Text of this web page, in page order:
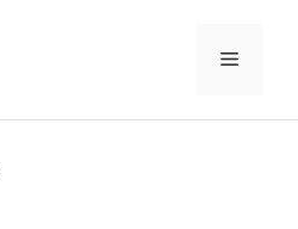
Меню